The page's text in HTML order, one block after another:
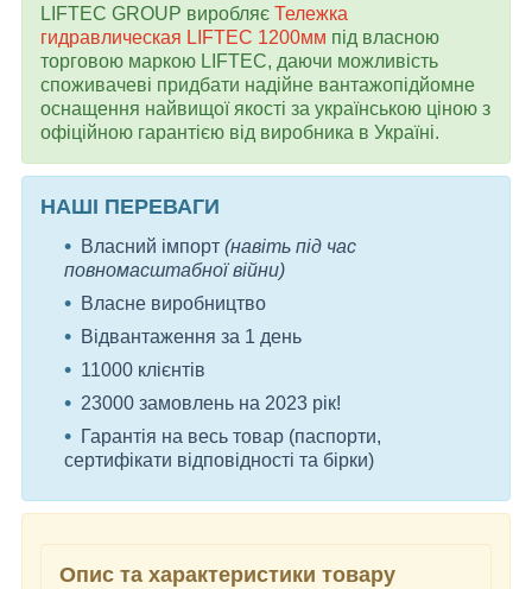
LIFTEC GROUP виробляє Тележка
гидравлическая LIFTEC 1200мм під власною
торговою маркою LIFTEC, даючи можливість
споживачеві придбати надійне вантажопідйомне
оснащення найвищої якості за українською ціною з
офіційною гарантією від виробника в Україні.
НАШІ ПЕРЕВАГИ
Власний імпорт (навіть під час
повномасштабної війни)
Власне виробництво
Відвантаження за 1 день
11000 клієнтів
23000 замовлень на 2023 рік!
Гарантія на весь товар (паспорти,
сертифікати відповідності та бірки)
Опис та характеристики товару